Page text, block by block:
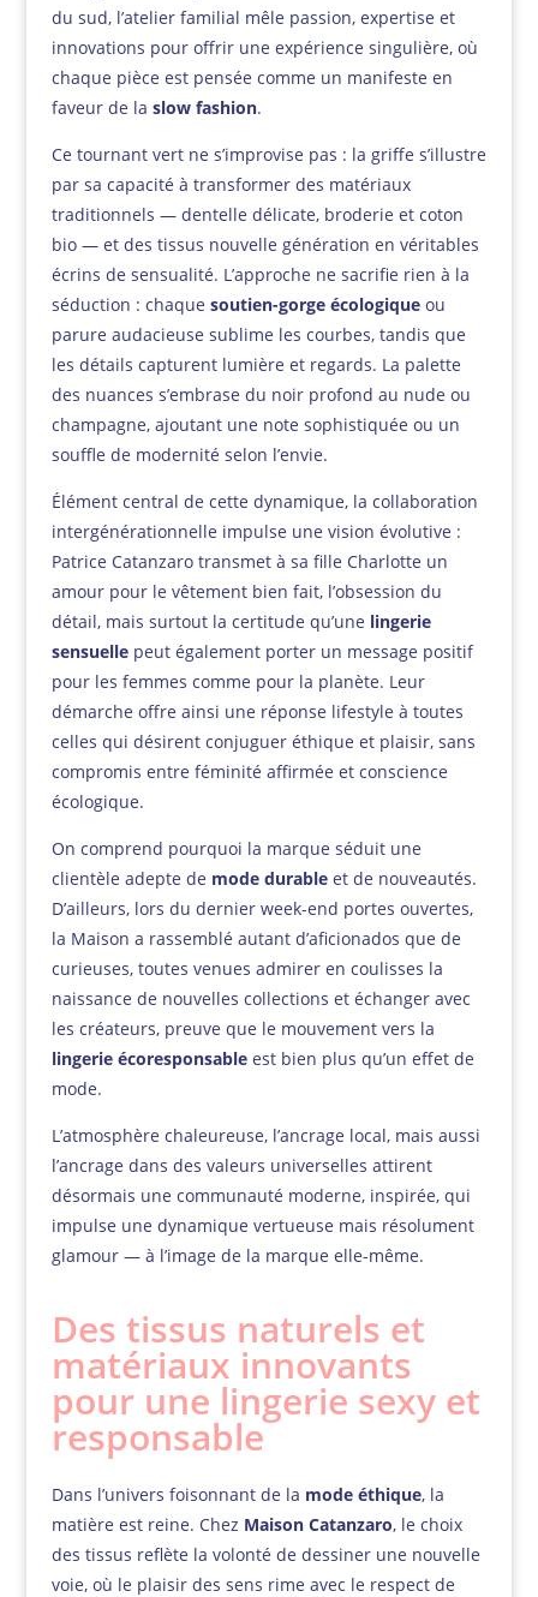
du sud, l’atelier familial mêle passion, expertise et
innovations pour offrir une expérience singulière, où
chaque pièce est pensée comme un manifeste en
faveur de la slow fashion.
Ce tournant vert ne s’improvise pas : la griffe s’illustre
par sa capacité à transformer des matériaux
traditionnels — dentelle délicate, broderie et coton
bio — et des tissus nouvelle génération en véritables
écrins de sensualité. L’approche ne sacrifie rien à la
séduction : chaque soutien-gorge écologiqueou
parure audacieuse sublime les courbes, tandis que
les détails capturent lumière et regards. La palette
des nuances s’embrase du noir profond au nude ou
champagne, ajoutant une note sophistiquée ou un
souffle de modernité selon l’envie.
Élément central de cette dynamique, la collaboration
intergénérationnelle impulse une vision évolutive :
Patrice Catanzaro transmet à sa fille Charlotte un
amour pour le vêtement bien fait, l’obsession du
détail, mais surtout la certitude qu’une lingerie
sensuellepeut également porter un message positif
pour les femmes comme pour la planète. Leur
démarche offre ainsi une réponse lifestyle à toutes
celles qui désirent conjuguer éthique et plaisir, sans
compromis entre féminité affirmée et conscience
écologique.
On comprend pourquoi la marque séduit une
clientèle adepte de mode durableet de nouveautés.
D’ailleurs, lors du dernier week-end portes ouvertes,
la Maison a rassemblé autant d’aficionados que de
curieuses, toutes venues admirer en coulisses la
naissance de nouvelles collections et échanger avec
les créateurs, preuve que le mouvement vers la
lingerie écoresponsableest bien plus qu’un effet de
mode.
L’atmosphère chaleureuse, l’ancrage local, mais aussi
l’ancrage dans des valeurs universelles attirent
désormais une communauté moderne, inspirée, qui
impulse une dynamique vertueuse mais résolument
glamour — à l’image de la marque elle-même.
Des tissus naturels et
matériaux innovants
pour une lingerie sexy et
responsable
Dans l’univers foisonnant de la mode éthique, la
matière est reine. Chez Maison Catanzaro, le choix
des tissus reflète la volonté de dessiner une nouvelle
voie, où le plaisir des sens rime avec le respect de